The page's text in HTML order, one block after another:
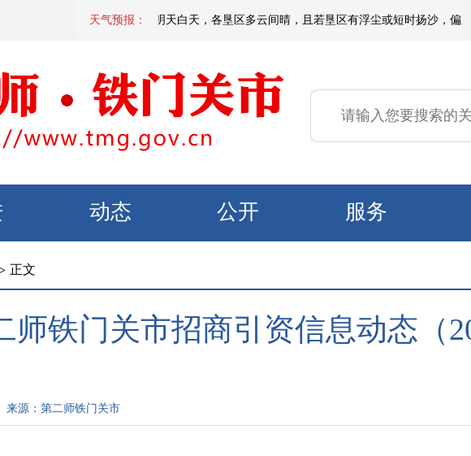
天气预报：
预计：今天夜间到明天白天，各垦区多云间晴，且若垦区有浮尘或短时扬沙，偏
动态 公开 服务
正文
师铁门关市招商引资信息动态（
来源： 第二师铁门关市